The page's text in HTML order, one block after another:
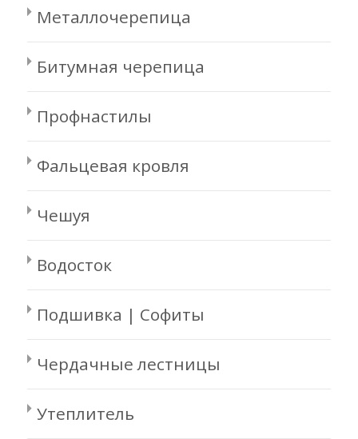
Металлочерепица
Битумная черепица
Профнастилы
Фальцевая кровля
Чешуя
Водосток
Подшивка | Софиты
Чердачные лестницы
Утеплитель